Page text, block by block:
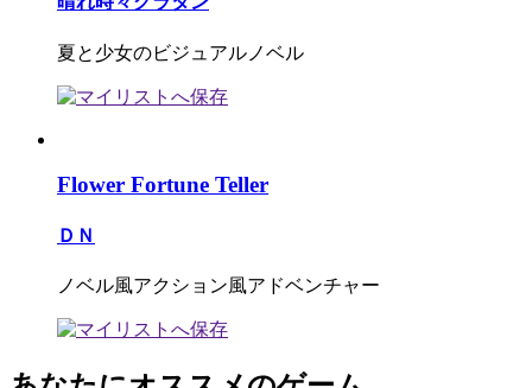
夏と少女のビジュアルノベル
Flower Fortune Teller
ＤＮ
ノベル風アクション風アドベンチャー